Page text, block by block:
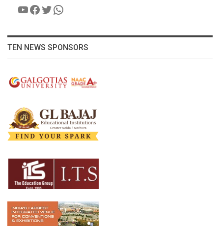
YouTube
Facebook
Twitter
WhatsApp
TEN NEWS SPONSORS